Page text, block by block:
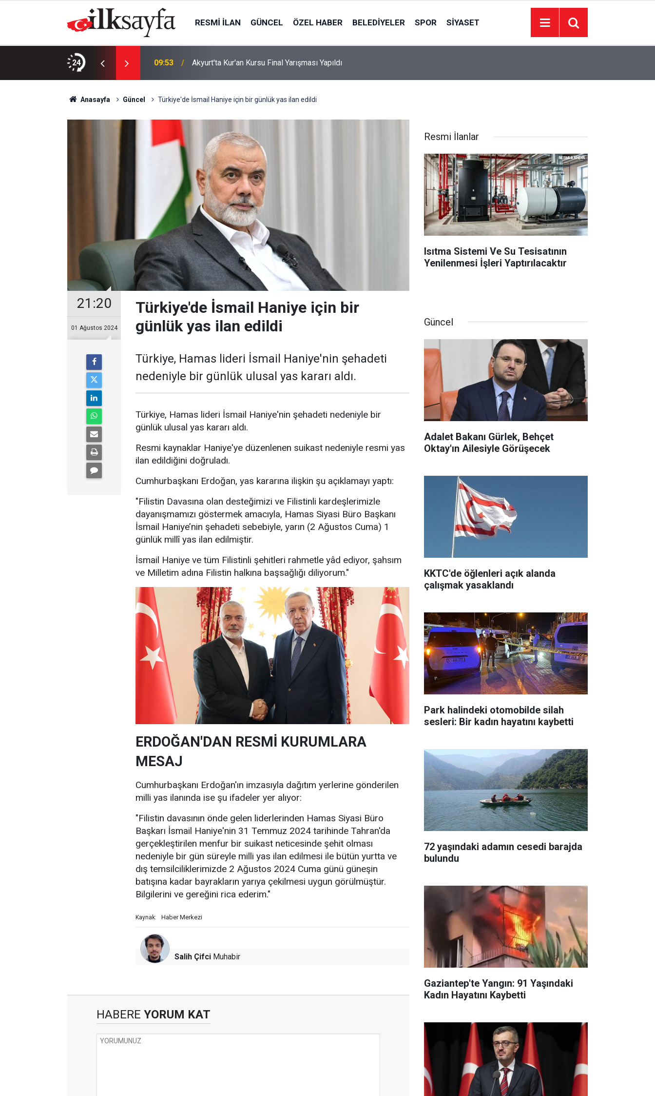
RESMI İLAN GÜNCEL ÖZEL HABER BELEDIYELER SPOR SIYASET
24
Ailesiyle Görüşecek 09:53 Akyurt'ta Kur'an Kursu Final Yarışması Yapıldı
Anasayfa Güncel Türkiye'de İsmail Haniye için bir günlük yas ilan edildi
21:20
01 Ağustos 2024
Türkiye'de İsmail Haniye için bir
günlük yas ilan edildi
Türkiye, Hamas lideri İsmail Haniye'nin şehadeti
nedeniyle bir günlük ulusal yas kararı aldı.
Türkiye, Hamas lideri İsmail Haniye'nin şehadeti nedeniyle bir
günlük ulusal yas kararı aldı.
Resmi kaynaklar Haniye'ye düzenlenen suikast nedeniyle resmi yas
ilan edildiğini doğruladı.
Cumhurbaşkanı Erdoğan, yas kararına ilişkin şu açıklamayı yaptı:
"Filistin Davasına olan desteğimizi ve Filistinli kardeşlerimizle
dayanışmamızı göstermek amacıyla, Hamas Siyasi Büro Başkanı
İsmail Haniye’nin şehadeti sebebiyle, yarın (2 Ağustos Cuma) 1
günlük millî yas ilan edilmiştir.
İsmail Haniye ve tüm Filistinli şehitleri rahmetle yâd ediyor, şahsım
ve Milletim adına Filistin halkına başsağlığı diliyorum."
ERDOĞAN'DAN RESMİ KURUMLARA
MESAJ
Cumhurbaşkanı Erdoğan'ın imzasıyla dağıtım yerlerine gönderilen
milli yas ilanında ise şu ifadeler yer alıyor:
"Filistin davasının önde gelen liderlerinden Hamas Siyasi Büro
Başkarı İsmail Haniye'nin 31 Temmuz 2024 tarihinde Tahran'da
gerçekleştirilen menfur bir suikast neticesinde şehit olması
nedeniyle bir gün süreyle milli yas ilan edilmesi ile bütün yurtta ve
dış temsilciliklerimizde 2 Ağustos 2024 Cuma günü güneşin
batışına kadar bayrakların yarıya çekilmesi uygun görülmüştür.
Bilgilerini ve gereğini rica ederim."
Kaynak: Haber Merkezi
Salih Çifci Muhabir
HABERE YORUM KAT
Resmi İlanlar
Isıtma Sistemi Ve Su Tesisatının
Yenilenmesi İşleri Yaptırılacaktır
Güncel
Adalet Bakanı Gürlek, Behçet
Oktay'ın Ailesiyle Görüşecek
KKTC'de öğlenleri açık alanda
çalışmak yasaklandı
Park halindeki otomobilde silah
sesleri: Bir kadın hayatını kaybetti
72 yaşındaki adamın cesedi barajda
bulundu
Gaziantep'te Yangın: 91 Yaşındaki
Kadın Hayatını Kaybetti